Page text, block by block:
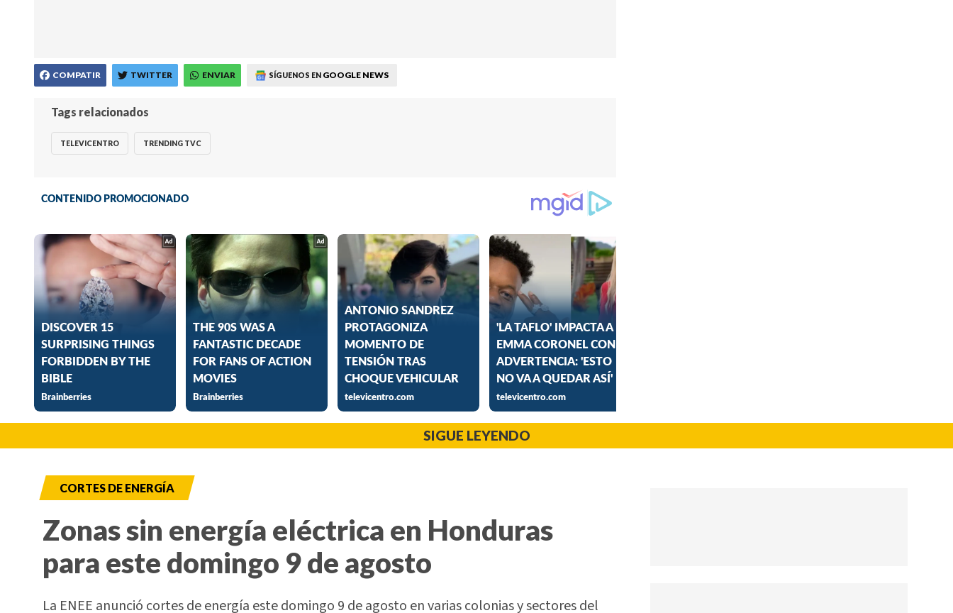
COMPATIR TWITTER ENVIAR SÍGUENOS EN GOOGLE NEWS
Tags relacionados
TELEVICENTRO TRENDING TVC
SIGUE LEYENDO
CORTES DE ENERGÍA
Zonas sin energía eléctrica en Honduras
para este domingo 9 de agosto
La ENEE anunció cortes de energía este domingo 9 de agosto en varias colonias y sectores del